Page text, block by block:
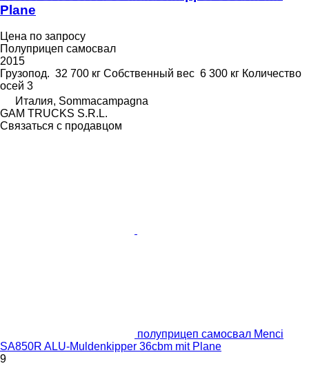
Plane
Цена по запросу
Полуприцеп самосвал
2015
Грузопод. 32 700 кг Собственный вес 6 300 кг Количество
осей 3
Италия, Sommacampagna
GAM TRUCKS S.R.L.
Связаться с продавцом
полуприцеп самосвал Menci
SA850R ALU-Muldenkipper 36cbm mit Plane
9